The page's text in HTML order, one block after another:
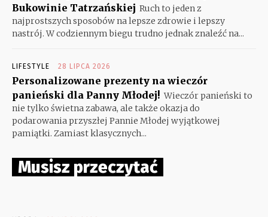
Bukowinie Tatrzańskiej Ruch to jeden z
najprostszych sposobów na lepsze zdrowie i lepszy
nastrój. W codziennym biegu trudno jednak znaleźć na...
LIFESTYLE 28 LIPCA 2026
Personalizowane prezenty na wieczór
panieński dla Panny Młodej! Wieczór panieński to
nie tylko świetna zabawa, ale także okazja do
podarowania przyszłej Pannie Młodej wyjątkowej
pamiątki. Zamiast klasycznych...
Musisz przeczytać